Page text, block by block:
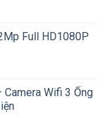
Full HD1080P
Wifi 3 Ống